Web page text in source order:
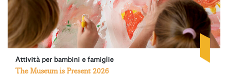
Attività per bambini e famiglie
The Museum is Present 2026